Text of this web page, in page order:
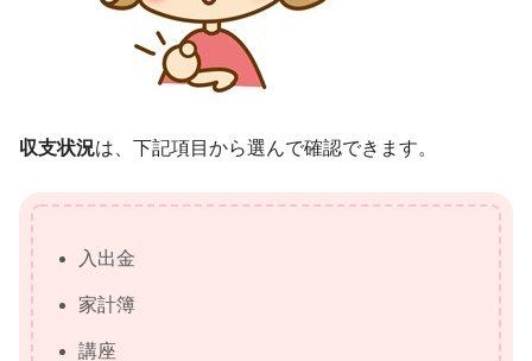
収支状況は、下記項目から選んで確認できます。
入出金
家計簿
講座